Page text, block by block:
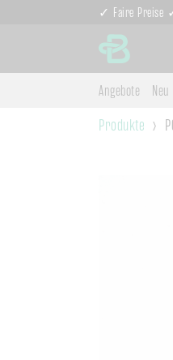
✓ Faire Preise
Angebote Neu
Produkte